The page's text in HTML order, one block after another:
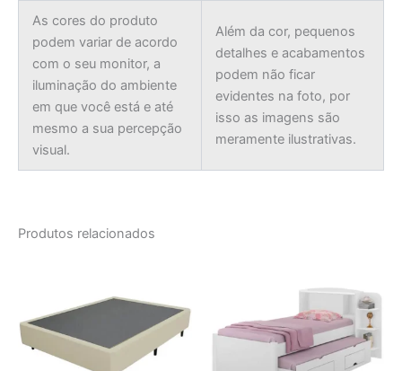
As cores do produto
podem variar de acordo
com o seu monitor, a
iluminação do ambiente
em que você está e até
mesmo a sua percepção
visual.
Além da cor, pequenos
detalhes e acabamentos
podem não ficar
evidentes na foto, por
isso as imagens são
meramente ilustrativas.
Produtos relacionados